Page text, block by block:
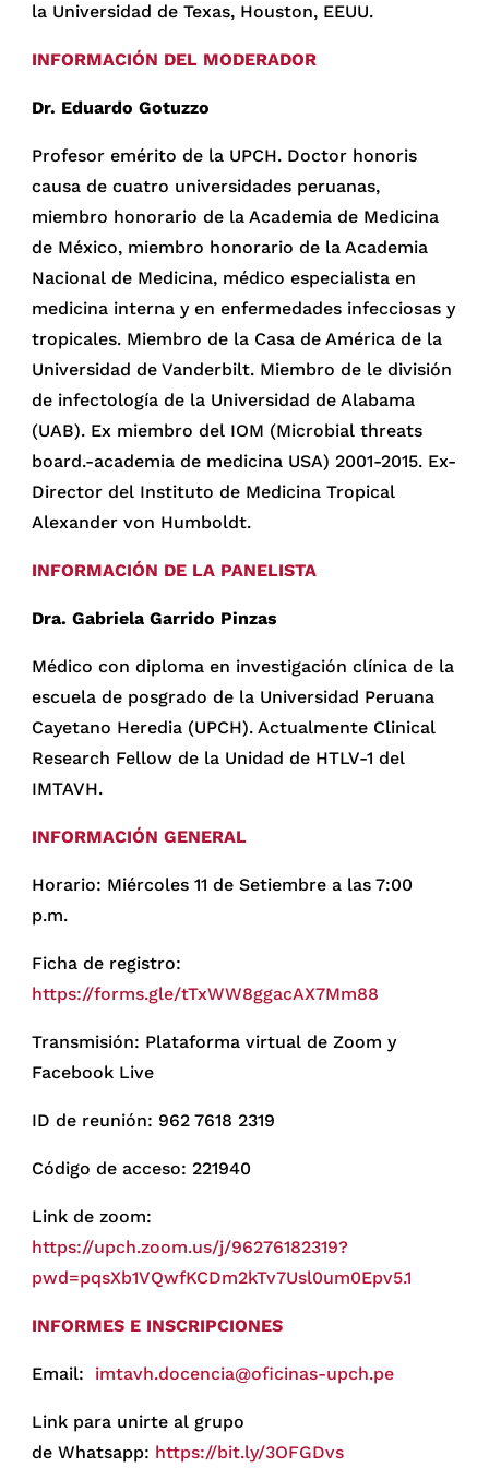
la Universidad de Texas, Houston, EEUU.
INFORMACIÓN DEL MODERADOR
Dr. Eduardo Gotuzzo
Profesor emérito de la UPCH. Doctor honoris
causa de cuatro universidades peruanas,
miembro honorario de la Academia de Medicina
de México, miembro honorario de la Academia
Nacional de Medicina, médico especialista en
medicina interna y en enfermedades infecciosas y
tropicales. Miembro de la Casa de América de la
Universidad de Vanderbilt. Miembro de le división
de infectología de la Universidad de Alabama
(UAB). Ex miembro del IOM (Microbial threats
board.-academia de medicina USA) 2001-2015. Ex-
Director del Instituto de Medicina Tropical
Alexander von Humboldt.
INFORMACIÓN DE LA PANELISTA
Dra. Gabriela Garrido Pinzas
Médico con diploma en investigación clínica de la
escuela de posgrado de la Universidad Peruana
Cayetano Heredia (UPCH). Actualmente Clinical
Research Fellow de la Unidad de HTLV-1 del
IMTAVH.
INFORMACIÓN GENERAL
Horario: Miércoles 11 de Setiembre a las 7:00
p.m.
Ficha de registro:
https://forms.gle/tTxWW8ggacAX7Mm88
Transmisión: Plataforma virtual de Zoom y
Facebook Live
ID de reunión: 962 7618 2319
Código de acceso: 221940
Link de zoom:
https://upch.zoom.us/j/96276182319?
pwd=pqsXb1VQwfKCDm2kTv7Usl0um0Epv5.1
INFORMES E INSCRIPCIONES
Email: imtavh.docencia@oficinas-upch.pe
Link para unirte al grupo
de Whatsapp: https://bit.ly/3OFGDvs